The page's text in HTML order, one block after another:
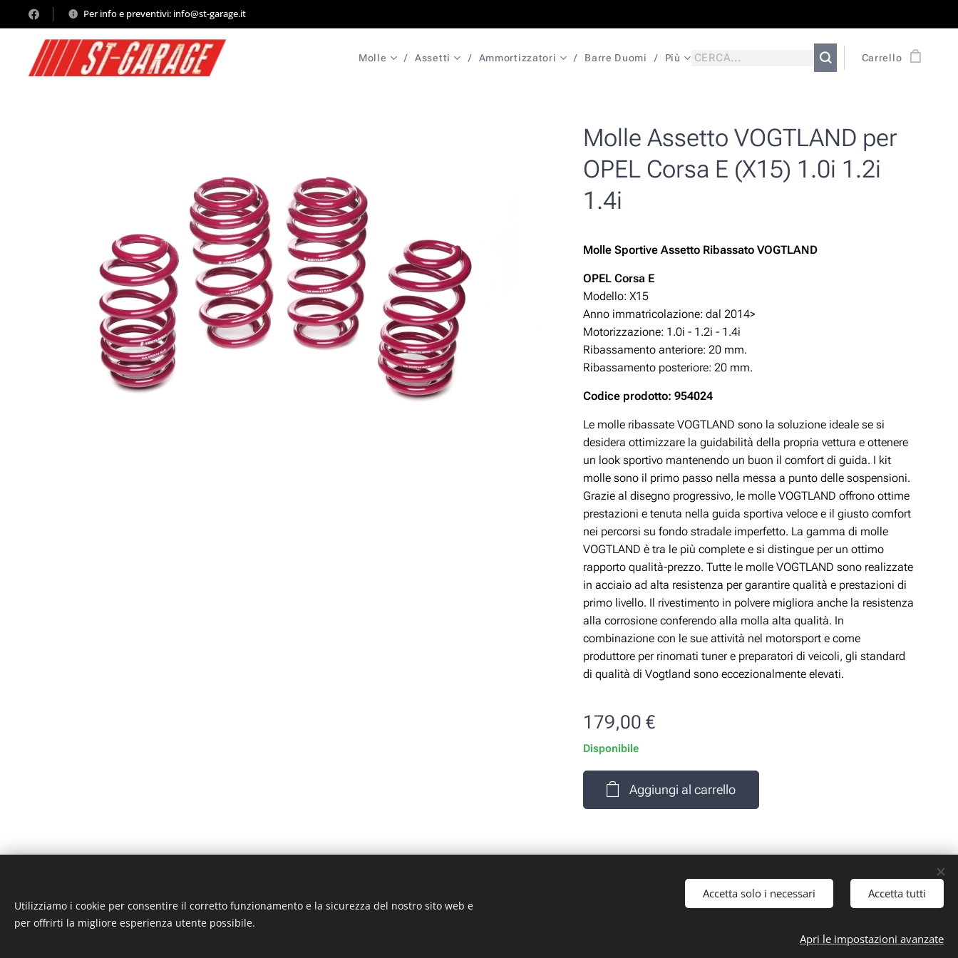
Per info e preventivi: info@st-garage.it
Molle Assetti Ammortizzatori Barre Duomi Più Carrello
Molle Assetto VOGTLAND per
OPEL Corsa E (X15) 1.0i 1.2i
1.4i
Molle Sportive Assetto Ribassato VOGTLAND
OPEL Corsa E
Modello: X15
Anno immatricolazione: dal 2014>
Motorizzazione: 1.0i - 1.2i - 1.4i
Ribassamento anteriore: 20 mm.
Ribassamento posteriore: 20 mm.
Codice prodotto: 954024
Le molle ribassate VOGTLAND sono la soluzione ideale se si
desidera ottimizzare la guidabilità della propria vettura e ottenere
un look sportivo mantenendo un buon il comfort di guida. I kit
molle sono il primo passo nella messa a punto delle sospensioni.
Grazie al disegno progressivo, le molle VOGTLAND offrono ottime
prestazioni e tenuta nella guida sportiva veloce e il giusto comfort
nei percorsi su fondo stradale imperfetto. La gamma di molle
VOGTLAND è tra le più complete e si distingue per un ottimo
rapporto qualità-prezzo. Tutte le molle VOGTLAND sono realizzate
in acciaio ad alta resistenza per garantire qualità e prestazioni di
primo livello. Il rivestimento in polvere migliora anche la resistenza
alla corrosione conferendo alla molla alta qualità. In
combinazione con le sue attività nel motorsport e come
produttore per rinomati tuner e preparatori di veicoli, gli standard
di qualità di Vogtland sono eccezionalmente elevati.
179,00 €
Disponibile
Aggiungi al carrello
ST-GARAGE di Fabrizio Signorino sas - Via Legnano 9 - 10128 - Torino (TO) - P. iva: 10161030019
Utilizziamo i cookie per consentire il corretto funzionamento e la sicurezza del nostro sito web e
per offrirti la migliore esperienza utente possibile.
Accetta solo i necessari Accetta tutti
Apri le impostazioni avanzate